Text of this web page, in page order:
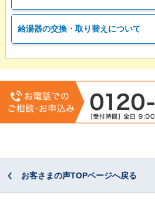
給湯器の交換・取り替えについて
お客さまの声TOPページへ戻る